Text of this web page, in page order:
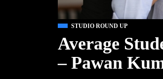
STUDIO ROUND UP
Average
– Pawan